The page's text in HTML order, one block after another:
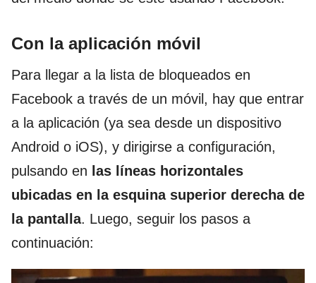
Con la aplicación móvil
Para llegar a la lista de bloqueados en
Facebook a través de un móvil, hay que entrar
a la aplicación (ya sea desde un dispositivo
Android o iOS), y dirigirse a configuración,
pulsando en las líneas horizontales
ubicadas en la esquina superior derecha de
la pantalla. Luego, seguir los pasos a
continuación: